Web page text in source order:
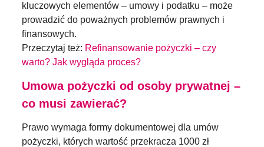
kluczowych elementów – umowy i podatku – może
prowadzić do poważnych problemów prawnych i
finansowych.
Przeczytaj też: Refinansowanie pożyczki – czy
warto? Jak wygląda proces?
Umowa pożyczki od osoby prywatnej –
co musi zawierać?
Prawo wymaga formy dokumentowej dla umów
pożyczki, których wartość przekracza 1000 zł